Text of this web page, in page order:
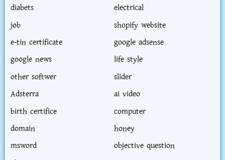
diabets
electrical
job
shopify website
e-tin certificate
google adsense
google news
life style
other softwer
slider
Adsterra
ai video
birth certifice
computer
domain
honey
msword
objective question